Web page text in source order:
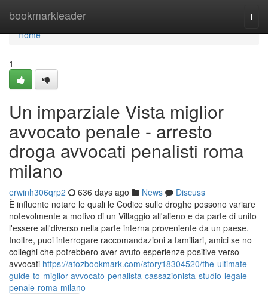
bookmarkleader
Home
Home
1
Un imparziale Vista miglior
avvocato penale - arresto
droga avvocati penalisti roma
milano
erwinh306qrp2 636 days ago News
Discuss
È influente notare le quali le Codice sulle droghe possono variare
notevolmente a motivo di un Villaggio all'alieno e da parte di unito
l'essere all'diverso nella parte interna proveniente da un paese.
Inoltre, puoi interrogare raccomandazioni a familiari, amici se no
colleghi che potrebbero aver avuto esperienze positive verso
avvocati https://atozbookmark.com/story18304520/the-ultimate-
guide-to-miglior-avvocato-penalista-cassazionista-studio-legale-
penale-roma-milano